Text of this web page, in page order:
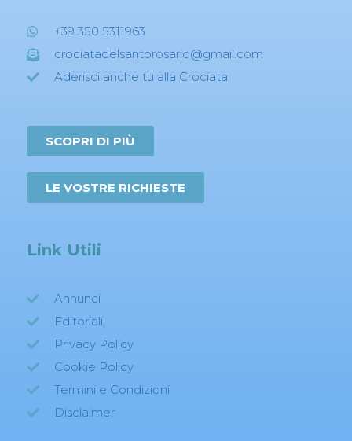
+39 350 5311963
crociatadelsantorosario@gmail.com
Aderisci anche tu alla Crociata
SCOPRI DI PIÙ
LE VOSTRE RICHIESTE
Link Utili
Annunci
Editoriali
Privacy Policy
Cookie Policy
Termini e Condizioni
Disclaimer